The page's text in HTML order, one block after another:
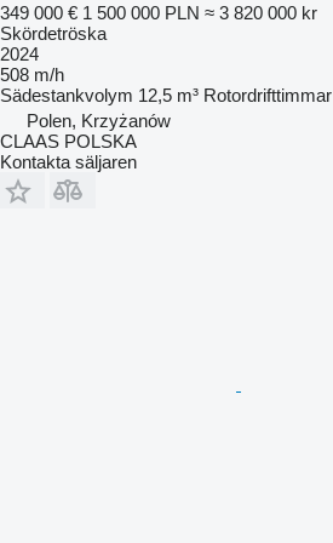
349 000 € 1 500 000 PLN ≈ 3 820 000 kr
Skördetröska
2024
508 m/h
Sädestankvolym 12,5 m³ Rotordrifttimmar
Polen, Krzyżanów
CLAAS POLSKA
Kontakta säljaren